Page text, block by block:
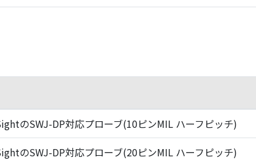
のSWJ-DP対応プローブ(10ピンMIL ハーフピッチ)
のSWJ-DP対応プローブ(20ピンMIL ハーフピッチ)